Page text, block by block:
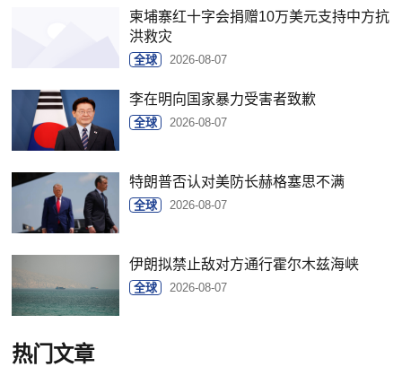
柬埔寨红十字会捐赠10万美元支持中方抗
洪救灾
全球 2026-08-07
李在明向国家暴力受害者致歉
全球 2026-08-07
特朗普否认对美防长赫格塞思不满
全球 2026-08-07
伊朗拟禁止敌对方通行霍尔木兹海峡
全球 2026-08-07
热门文章